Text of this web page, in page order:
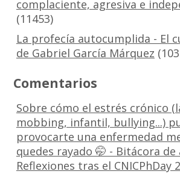
complaciente, agresiva e
(11453)
La profecía autocumplida - El
de Gabriel García Márquez
Comentarios
Sobre cómo el estrés crónico
mobbing, infantil, bullying...)
provocarte una enfermedad
quedes rayado 🤭 - Bitácora
Reflexiones tras el CNICPhDay